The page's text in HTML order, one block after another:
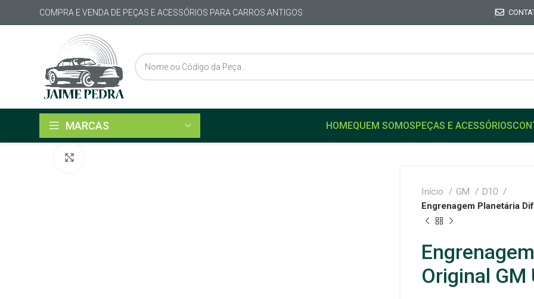
COMPRA E VENDA DE PEÇAS E ACESSÓRIOS PARA CARROS ANTIGOS
MARCAS HOMEQUEM SOMOSPEÇAS E ACESSÓRIOS
Início GM
D10
Engrenagem Planetária
Original